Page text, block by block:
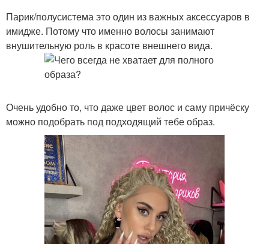
Парик/полусистема это один из важных аксессуаров в
имидже. Потому что именно волосы занимают
внушительную роль в красоте внешнего вида.
Очень удобно то, что даже цвет волос и саму причёску
можно подобрать под подходящий тебе образ.